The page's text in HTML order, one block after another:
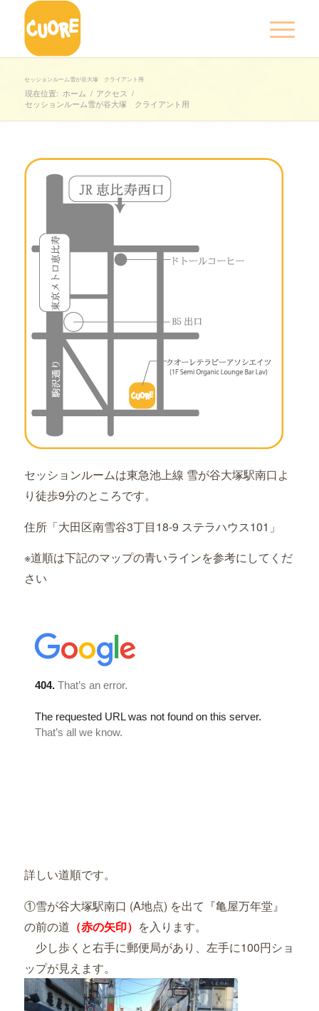
セッションルーム雪が谷大塚 クライアント用
現在位置: ホーム / アクセス /
セッションルーム雪が谷大塚 クライアント用
セッションルームは東急池上線 雪が谷大塚駅南口よ
り徒歩9分のところです。
住所「大田区南雪谷3丁目18-9 ステラハウス101」
※道順は下記のマップの青いラインを参考にしてくだ
さい
詳しい道順です。
①雪が谷大塚駅南口 (A地点) を出て『亀屋万年堂』
の前の道 （赤の矢印） を入ります。
少し歩くと右手に郵便局があり、左手に100円ショ
ップが見えます。